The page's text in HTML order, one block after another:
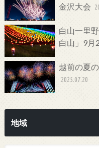
金沢大会
白山一里
白山」9月
越前の夏
2025.07.20
地域